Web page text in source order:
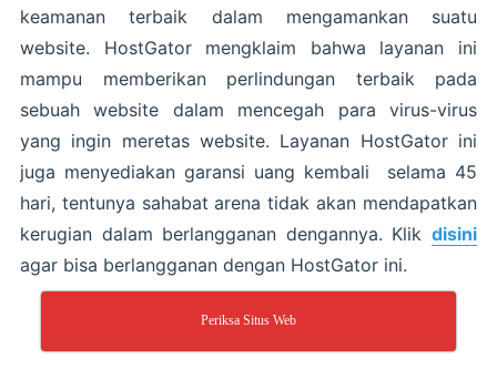
keamanan terbaik dalam mengamankan suatu
website. HostGator mengklaim bahwa layanan ini
mampu memberikan perlindungan terbaik pada
sebuah website dalam mencegah para virus-virus
yang ingin meretas website. Layanan HostGator ini
juga menyediakan garansi uang kembali selama 45
hari, tentunya sahabat arena tidak akan mendapatkan
kerugian dalam berlangganan dengannya. Klik disini
agar bisa berlangganan dengan HostGator ini.
Periksa Situs Web